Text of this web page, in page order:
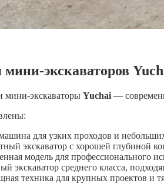
экскаваторов
мини-экскаваторы Yuchai —
для узких проходов и
экскаватор с хорошей глубиной
модель для профессионального
экскаватор среднего класса,
техника для крупных проектов и